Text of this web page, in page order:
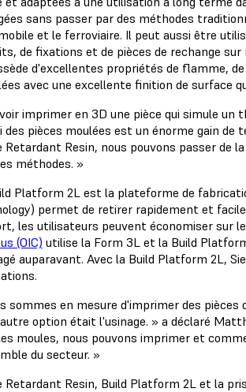
sans passer par des méthodes
et le ferroviaire. Il peut aussi être
de fixations et de pièces de rechange
d'excellentes propriétés de flamme,
avec une excellente finition de surface
imprimer en 3D une pièce qui simule
des pièces moulées est un énorme gain de
Retardant Resin, nous pouvons passer de
méthodes. »
Platform 2L est la plateforme de
permet de retirer rapidement et
les utilisateurs peuvent économiser sur
(OIC) utilise la Form 3L et la Build
auparavant. Avec la Build Platform 2L,
sommes en mesure d'imprimer des
option était l'usinage. » a déclaré
moules, nous pouvons imprimer et
du secteur. »
Retardant Resin, Build Platform 2L et la